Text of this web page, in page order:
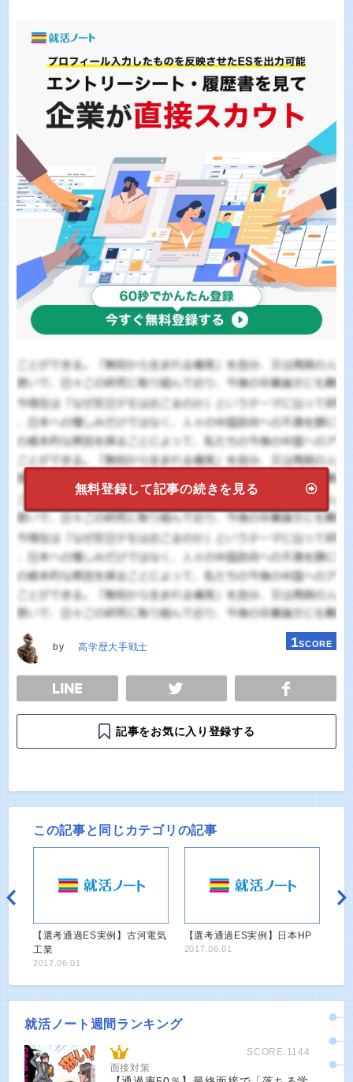
無料登録して記事の続きを見る
by 高学歴大手戦士 1SCORE
TWEET
記事をお気に入り登録する
この記事と同じカテゴリの記事
【選考通過ES実例】古河電気
工業
2017.06.01
【選考通過ES実例】日本HP
2017.06.01
就活ノート週間ランキング
SCORE:1144
面接対策